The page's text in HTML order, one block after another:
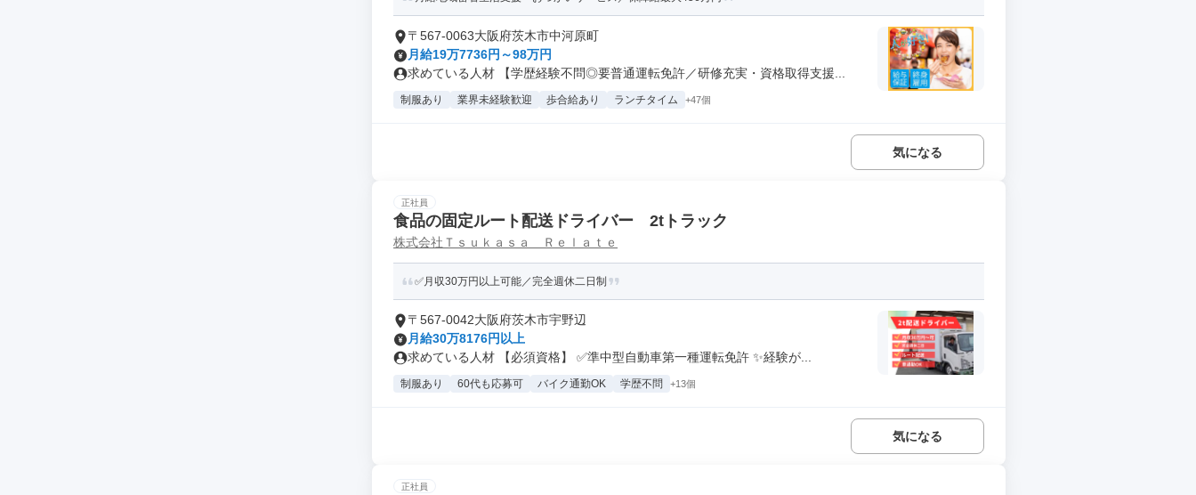
〒567-0063大阪府茨木市中河原町
月給19万7736円～98万円
求めている人材 【学歴経験不問◎要普通運転免許／研修充実・資格取得支援...
制服あり 業界未経験歓迎 歩合給あり ランチタイム +47個
気になる
正社員
食品の固定ルート配送ドライバー 2tトラック
株式会社Ｔｓｕｋａｓａ Ｒｅｌａｔｅ
✅月収30万円以上可能／完全週休二日制
〒567-0042大阪府茨木市宇野辺
月給30万8176円以上
求めている人材 【必須資格】 ✅準中型⾃動⾞第⼀種運転免許 ✨経験が...
制服あり 60代も応募可 バイク通勤OK 学歴不問 +13個
気になる
正社員